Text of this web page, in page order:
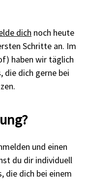
dich noch heute
Schritte an. Im
haben wir täglich
die dich gerne bei
und einen
du dir individuell
die dich bei einem